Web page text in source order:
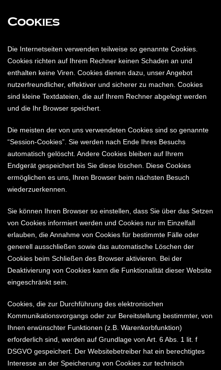
Cookies
Die Internetseiten verwenden teilweise so genannte Cookies.
Cookies richten auf Ihrem Rechner keinen Schaden an und
enthalten keine Viren. Cookies dienen dazu, unser Angebot
nutzerfreundlicher, effektiver und sicherer zu machen. Cookies
sind kleine Textdateien, die auf Ihrem Rechner abgelegt werden
und die Ihr Browser speichert.
Die meisten der von uns verwendeten Cookies sind so genannte
“Session-Cookies”. Sie werden nach Ende Ihres Besuchs
automatisch gelöscht. Andere Cookies bleiben auf Ihrem
Endgerät gespeichert bis Sie diese löschen. Diese Cookies
ermöglichen es uns, Ihren Browser beim nächsten Besuch
wiederzuerkennen.
Sie können Ihren Browser so einstellen, dass Sie über das Setzen
von Cookies informiert werden und Cookies nur im Einzelfall
erlauben, die Annahme von Cookies für bestimmte Fälle oder
generell ausschließen sowie das automatische Löschen der
Cookies beim Schließen des Browser aktivieren. Bei der
Deaktivierung von Cookies kann die Funktionalität dieser Website
eingeschränkt sein.
Cookies, die zur Durchführung des elektronischen
Kommunikationsvorgangs oder zur Bereitstellung bestimmter, von
Ihnen erwünschter Funktionen (z.B. Warenkorbfunktion)
erforderlich sind, werden auf Grundlage von Art. 6 Abs. 1 lit. f
DSGVO gespeichert. Der Websitebetreiber hat ein berechtigtes
Interesse an der Speicherung von Cookies zur technisch